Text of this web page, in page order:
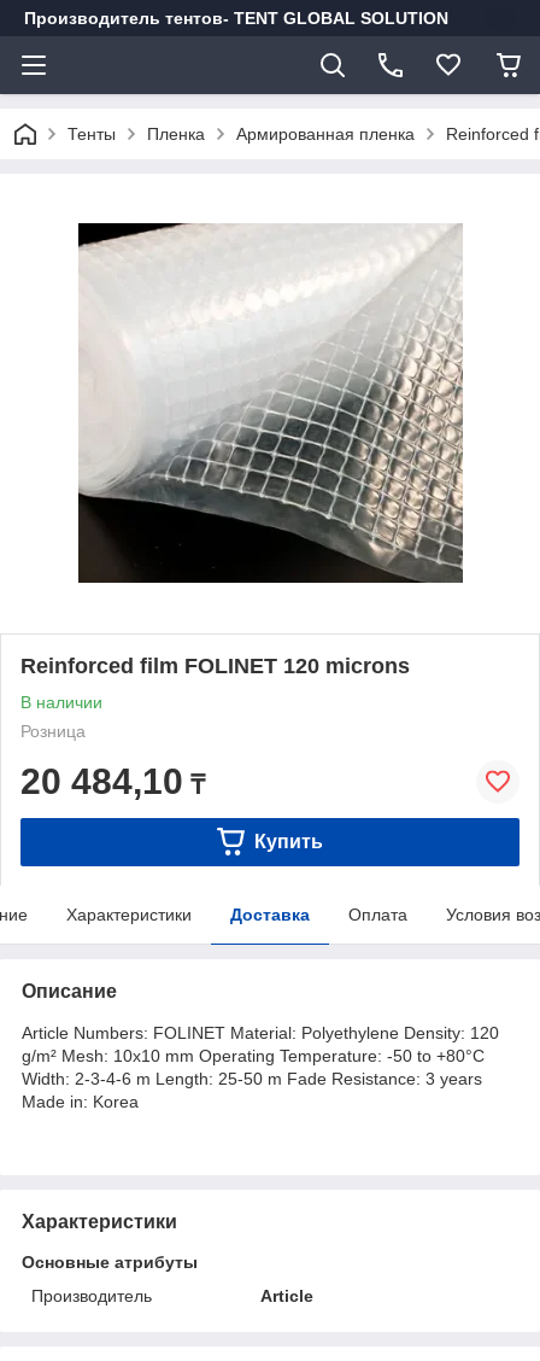
Производитель тентов- TENT GLOBAL SOLUTION
Тенты Пленка Армированная пленка Reinforced
Reinforced film FOLINET 120 microns
В наличии
Розница
20 484,10 ₸
Купить
Характеристики Доставка Оплата Условия
Описание
Article Numbers: FOLINET Material: Polyethylene Density: 120
g/m² Mesh: 10x10 mm Operating Temperature: -50 to +80°C
Width: 2-3-4-6 m Length: 25-50 m Fade Resistance: 3 years
Made in: Korea
Характеристики
Основные атрибуты
Производитель
Article